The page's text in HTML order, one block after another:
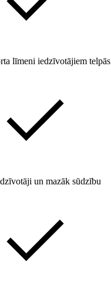
līmeni iedzīvotājiem telpās
un mazāk sūdzību